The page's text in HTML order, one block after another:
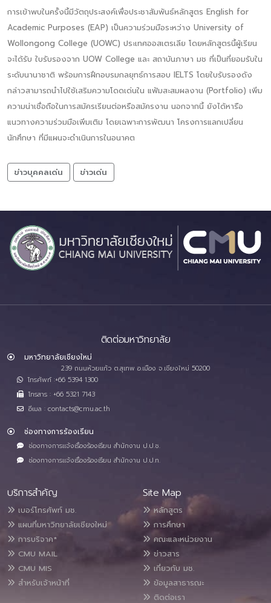
การเข้าพบในครั้งนี้มีวัตถุประสงค์เพื่อประชาสัมพันธ์หลักสูตร English for
Academic Purposes (EAP) เป็นความร่วมมือระหว่าง University of
Wollongong College (UOWC) ประเทศออสเตรเลีย โดยหลักสูตรนี้ผู้เรียน
จะได้รับ ใบรับรองจาก UOW College และ สถาบันภาษา มช ที่เป็นที่ยอมรับใน
ระดับนานาชาติ พร้อมการฝึกอบรมกลยุทธ์การสอบ IELTS โดยใบรับรองดัง
กล่าวสามารถนำไปใช้เสริมความโดดเด่นใน แฟ้มสะสมผลงาน (Portfolio) เพิ่ม
ความน่าเชื่อถือในการสมัครเรียนต่อหรือสมัครงาน นอกจากนี้ ยังได้หารือ
แนวทางความร่วมมือเพิ่มเติม โดยเฉพาะการพัฒนา โครงการแลกเปลี่ยน
นักศึกษา ที่มีแผนจะดำเนินการในอนาคต
ข่าวบุคคลเด่น ข่าวเด่น
ติดต่อมหาวิทยาลัย
มหาวิทยาลัยเชียงใหม่
239 ถนนห้วยแก้ว ต.สุเทพ อ.เมือง จ.เชียงใหม่ 50200
โทรศัพท์ :+66 5394 1300
โทรสาร : +66 5321 7143
อีเมล : contacts@cmu.ac.th
ช่องทางการร้องเรียน
ช่องทางการแจ้งเรื่องร้องเรียน สำนักงาน ป.ป.ช.
ช่องทางการแจ้งเรื่องร้องเรียน สำนักงาน ป.ป.ท.
บริการสำคัญ
เบอร์โทรศัพท์ มช.
แผนที่มหาวิทยาลัยเชียงใหม่
การบริจาค*
CMU MAIL
CMU MIS
สำหรับเจ้าหน้าที่
Site Map
หลักสูตร
การศึกษา
คณะและหน่วยงาน
ข่าวสาร
เกี่ยวกับ มช.
ข้อมูลสาธารณะ
ติดต่อเรา